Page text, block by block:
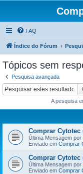
FAQ
Índice do Fórum
Tópicos sem
Pesquisa avançada
A pesquisa
Comprar Cytotec
Última Mensagem por
Enviado em Comprar
Comprar Cytotec
Última Mensagem por
Enviado em Comprar